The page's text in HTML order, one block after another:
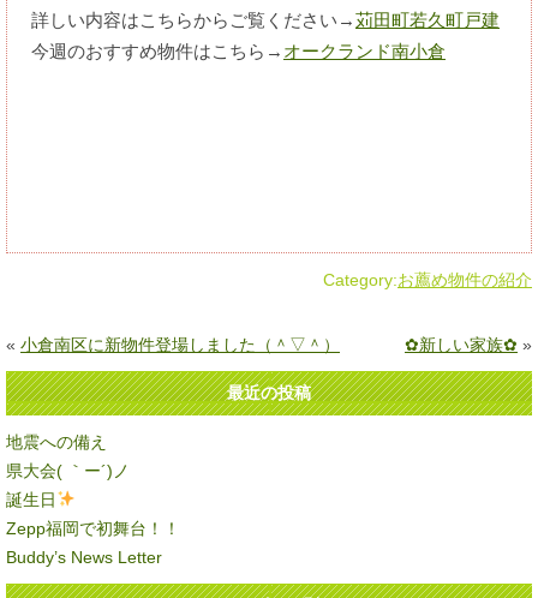
詳しい内容はこちらからご覧ください→苅田町若久町戸建
今週のおすすめ物件はこちら→ オークランド南小倉
Category:お薦め物件の紹介
« 小倉南区に新物件登場しました（＾▽＾） ✿新しい家族✿ »
最近の投稿
地震への備え
県大会( ｀ー´)ノ
誕生日
Zepp福岡で初舞台！！
Buddy’s News Letter